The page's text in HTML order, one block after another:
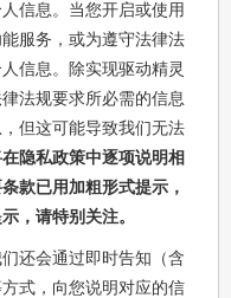
信息。当您开启或使用
服务，或为遵守法律法
信息。除实现驱动精灵
法规要求所必需的信息
但这可能导致我们无法
隐私政策中逐项说明相
款已用加粗形式提示，
，请特别关注。
还会通过即时告知（含
式，向您说明对应的信